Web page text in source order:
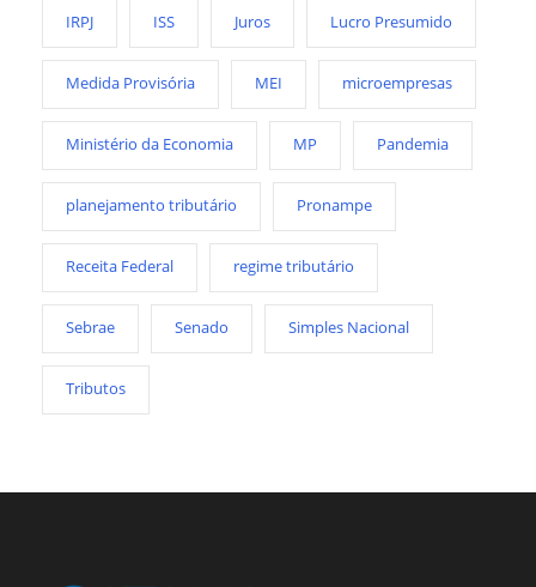
IRPJ ISS Juros Lucro Presumido
Medida Provisória MEI microempresas
Ministério da Economia MP Pandemia
planejamento tributário Pronampe
Receita Federal regime tributário
Sebrae Senado Simples Nacional
Tributos